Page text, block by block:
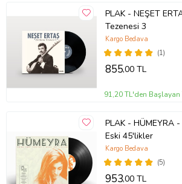
PLAK - NEŞET
Tezenesi 3
(1)
Kargo Bedava
855,00 TL
91,20 TL'den
PLAK - HÜMEYRA
Eski 45'likler
(5)
Kargo Bedava
953,00 TL